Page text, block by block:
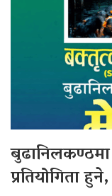
प्रतियोगिता